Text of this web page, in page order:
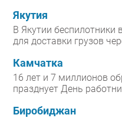
Якутия
В Якутии
для доставки грузов
Камчатка
16 лет и 7 миллионов
празднует День
Биробиджан